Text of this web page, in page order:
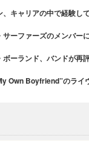
、キャリアの中で経験
サーファーズのメンバー
ーランド、バンドが再
Own Boyfriend”のライ